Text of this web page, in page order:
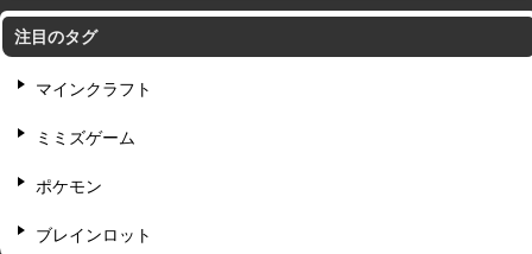
注目のタグ
マインクラフト
ミミズゲーム
ポケモン
ブレインロット